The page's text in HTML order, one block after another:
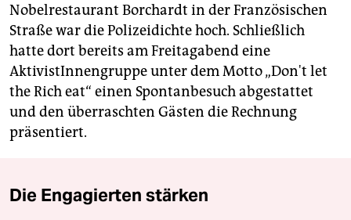
Nobelrestaurant Borchardt in der Französischen
Straße war die Polizeidichte hoch. Schließlich
hatte dort bereits am Freitagabend eine
AktivistInnengruppe unter dem Motto „Don't let
the Rich eat“ einen Spontanbesuch abgestattet
und den überraschten Gästen die Rechnung
präsentiert.
Die Engagierten stärken